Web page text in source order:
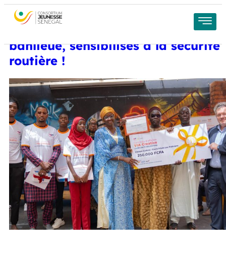
VIA Créative : 10.000 jeunes de la
banlieue, sensibilisés à la sécurité
routière !